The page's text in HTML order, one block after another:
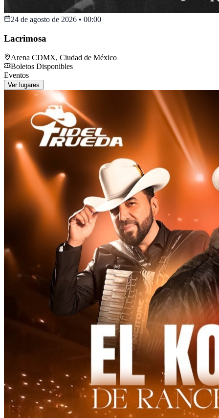
24 de agosto de 2026 • 00:00
Lacrimosa
Arena CDMX, Ciudad de México
Boletos Disponibles
Eventos
Ver lugares